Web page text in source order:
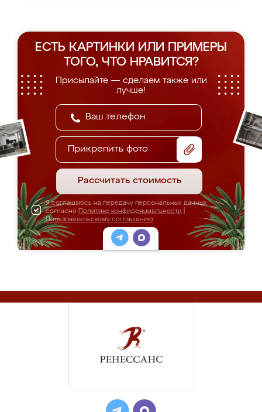
ЕСТЬ КАРТИНКИ ИЛИ ПРИМЕРЫ
ТОГО, ЧТО НРАВИТСЯ?
Присылайте — сделаем также или
лучше!
Прикрепить фото
Рассчитать стоимость
Я соглашаюсь на передачу персональных данных
согласно Политике конфиденциальности
Пользовательскому соглашению